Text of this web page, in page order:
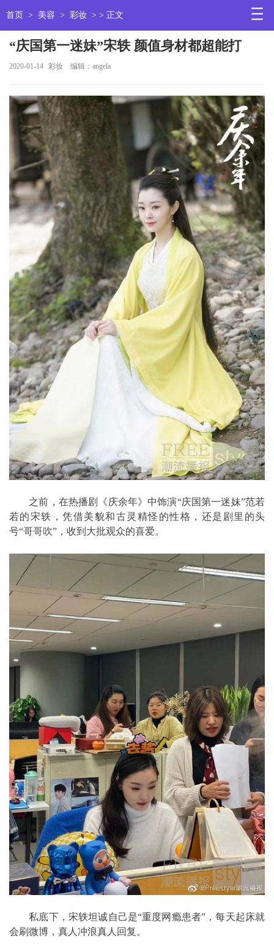
首页 > 美容 > 彩妆 > > 正文
“庆国第一迷妹”宋轶 颜值身材都超能打
2020-01-14 彩妆 编辑：angela
之前，在热播剧《庆余年》中饰演“庆国第一迷妹”范若
若的宋轶，凭借美貌和古灵精怪的性格，还是剧里的头
号“哥哥吹”，收到大批观众的喜爱。
私底下，宋轶坦诚自己是“重度网瘾患者”，每天起床就
会刷微博，真人冲浪真人回复。